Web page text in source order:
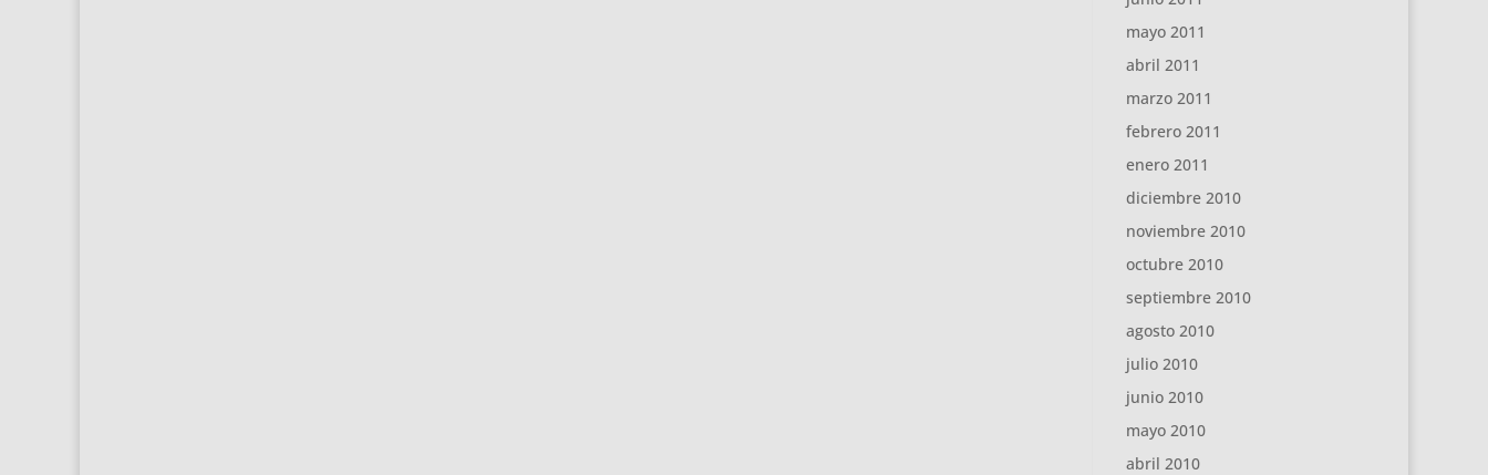
mayo 2011
abril 2011
marzo 2011
febrero 2011
enero 2011
diciembre 2010
noviembre 2010
octubre 2010
septiembre 2010
agosto 2010
julio 2010
junio 2010
mayo 2010
abril 2010